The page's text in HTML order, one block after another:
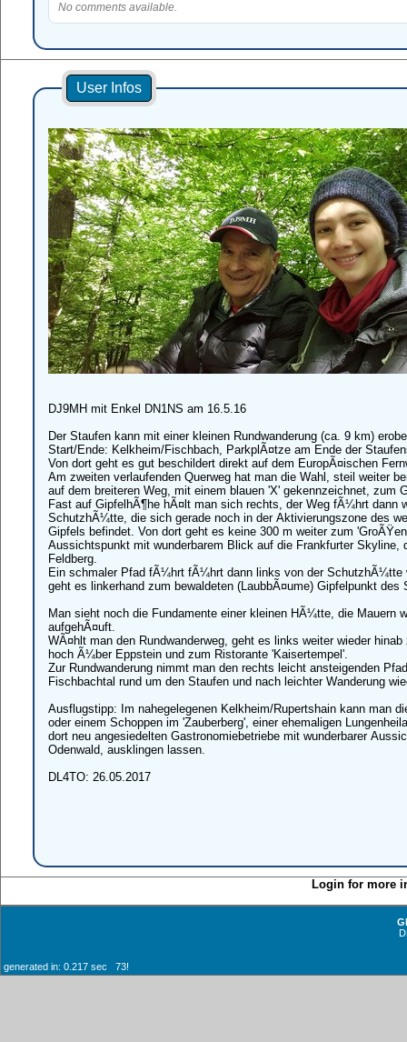
No comments available.
User Infos
DJ9MH mit Enkel DN1NS am 16.5.16
Der Staufen kann mit einer kleinen Rundwanderung (ca. 9 km)
Start/Ende: Kelkheim/Fischbach, ParkplÃ¤tze am Ende der
Von dort geht es gut beschildert direkt auf dem EuropÃ¤ischen
Am zweiten verlaufenden Querweg hat man die Wahl, steil weiter
auf dem breiteren Weg, mit einem blauen 'X' gekennzeichnet, zum
Fast auf GipfelhÃ¶he hÃ¤lt man sich rechts, der Weg fÃ¼hrt dann
SchutzhÃ¼tte, die sich gerade noch in der Aktivierungszone des
Gipfels befindet. Von dort geht es keine 300 m weiter zum
Aussichtspunkt mit wunderbarem Blick auf die Frankfurter Skyline,
Feldberg.
Ein schmaler Pfad fÃ¼hrt fÃ¼hrt dann links von der
geht es linkerhand zum bewaldeten (LaubbÃ¤ume) Gipfelpunkt des
Man sieht noch die Fundamente einer kleinen HÃ¼tte, die
aufgehÃ¤uft.
WÃ¤hlt man den Rundwanderweg, geht es links weiter wieder
hoch Ã¼ber Eppstein und zum Ristorante 'Kaisertempel'.
Zur Rundwanderung nimmt man den rechts leicht ansteigenden
Fischbachtal rund um den Staufen und nach leichter Wanderung
Ausflugstipp: Im nahegelegenen Kelkheim/Rupertshain kann man
oder einem Schoppen im 'Zauberberg', einer ehemaligen
dort neu angesiedelten Gastronomiebetriebe mit wunderbarer
Odenwald, ausklingen lassen.
DL4TO: 26.05.2017
Login for more
generated in: 0.217 sec 73!